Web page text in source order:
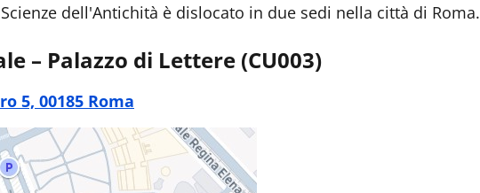
dell'Antichità è dislocato in due sedi nella città di Roma.
– Palazzo di Lettere (CU003)
5, 00185 Roma